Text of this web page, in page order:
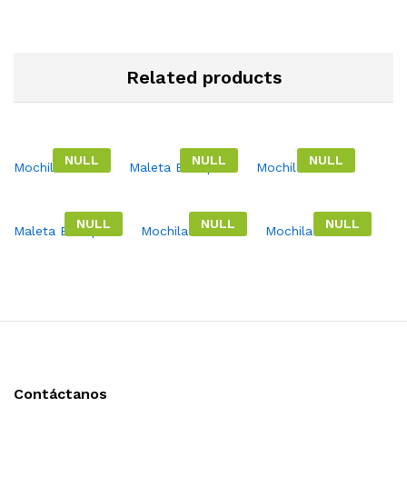
Related products
NULL
Mochila Astoria. NULL
Maleta Budapest. NULL
Mochila Carrara.
NULL
Maleta Budapest. NULL
Mochila Palermo. NULL
Mochila Palermo.
Contáctanos